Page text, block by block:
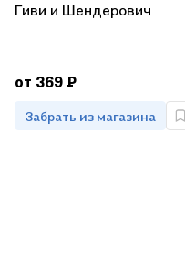
Гиви и Шендерович
от 369 ₽
Забрать из магазина